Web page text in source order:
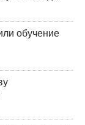
обучение